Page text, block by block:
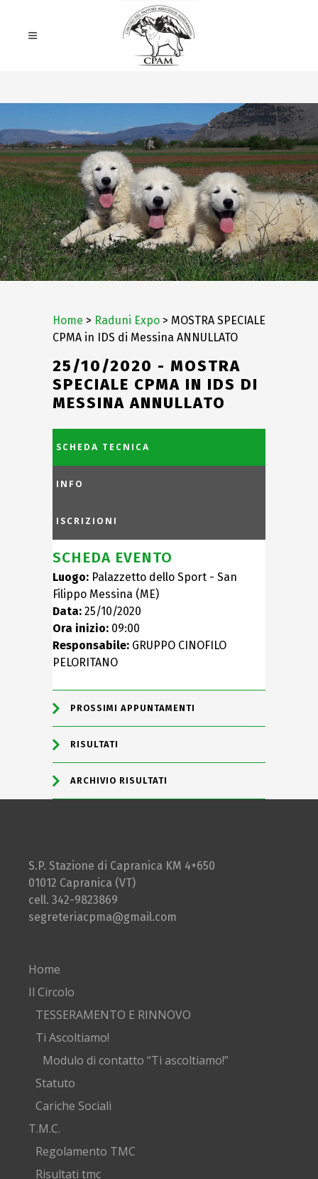
Home > Raduni Expo > MOSTRA SPECIALE
CPMA in IDS di Messina ANNULLATO
25/10/2020 - MOSTRA
SPECIALE CPMA IN IDS DI
MESSINA ANNULLATO
SCHEDA TECNICA
INFO
ISCRIZIONI
SCHEDA EVENTO
Luogo: Palazzetto dello Sport - San
Filippo Messina (ME)
Data: 25/10/2020
Ora inizio: 09:00
Responsabile: GRUPPO CINOFILO
PELORITANO
PROSSIMI APPUNTAMENTI
RISULTATI
ARCHIVIO RISULTATI
S.P. Stazione di Capranica KM 4+650
01012 Capranica (VT)
cell. 342-9823869
segreteriacpma@gmail.com
Home
Il Circolo
TESSERAMENTO E RINNOVO
Ti Ascoltiamo!
Modulo di contatto “Ti ascoltiamo!”
Statuto
Cariche Sociali
T.M.C.
Regolamento TMC
Risultati tmc